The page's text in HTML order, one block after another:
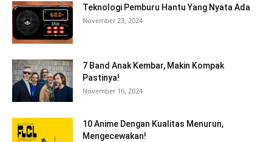
Teknologi Pemburu Hantu Yang Nyata Ada
November 23, 2024
7 Band Anak Kembar, Makin Kompak
Pastinya!
November 16, 2024
10 Anime Dengan Kualitas Menurun,
Mengecewakan!